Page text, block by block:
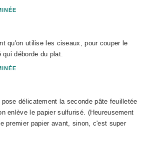
qu'on utilise les ciseaux, pour couper le
déborde du plat.
délicatement la seconde pâte feuilletée
enlève le papier sulfurisé. (Heureusement
premier papier avant, sinon, c'est super